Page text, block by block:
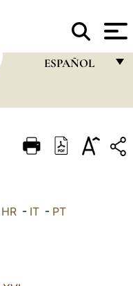
ESPAÑOL
ITALIANO
HR- IT- PT